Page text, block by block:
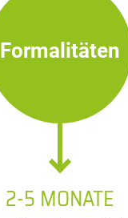
Formalitäten
2-5 MONATE